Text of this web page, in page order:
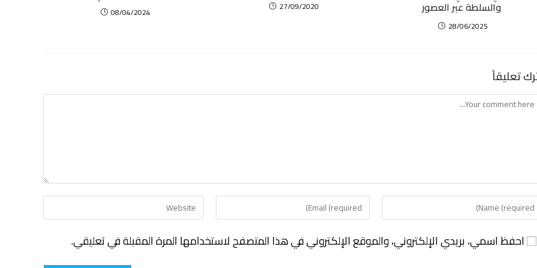
08/04/2024 27/09/2020 والسلطة عبر العصور
28/06/2025
تعليقاً
احفظ اسمي، بريدي الإلكتروني، والموقع الإلكتروني في هذا المتصفح لاستخدامها المرة المقبلة في تعليقي.